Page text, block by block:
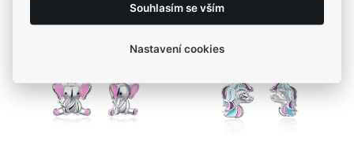
Souhlasím se vším
Nastavení cookies